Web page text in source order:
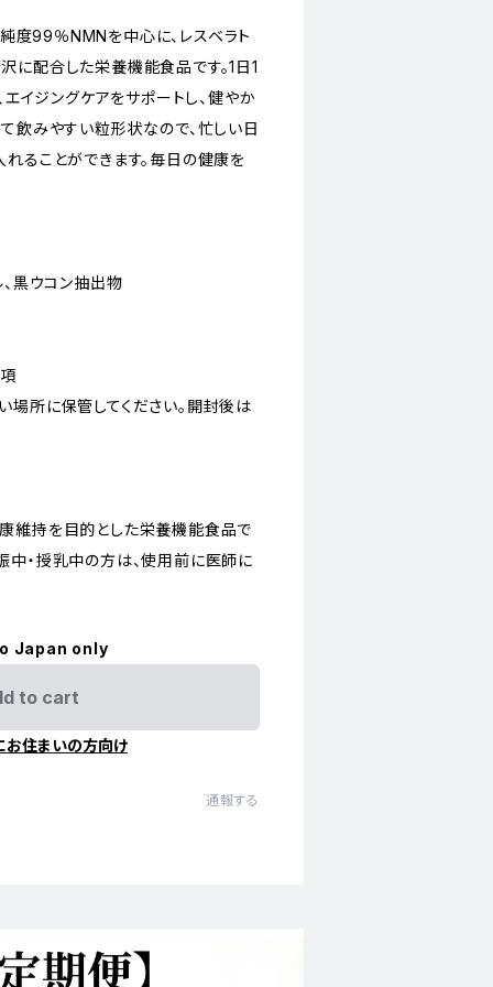
度99％NMNを中心に、レスベラト
に配合した栄養機能食品です。1日1
イジングケアをサポートし、健やか
飲みやすい粒形状なので、忙しい日
ることができます。毎日の健康を
、黒ウコン抽出物
場所に保管してください。開封後は
維持を目的とした栄養機能食品で
中・授乳中の方は、使用前に医師に
Japan only
to cart
お住まいの方向け
通報する